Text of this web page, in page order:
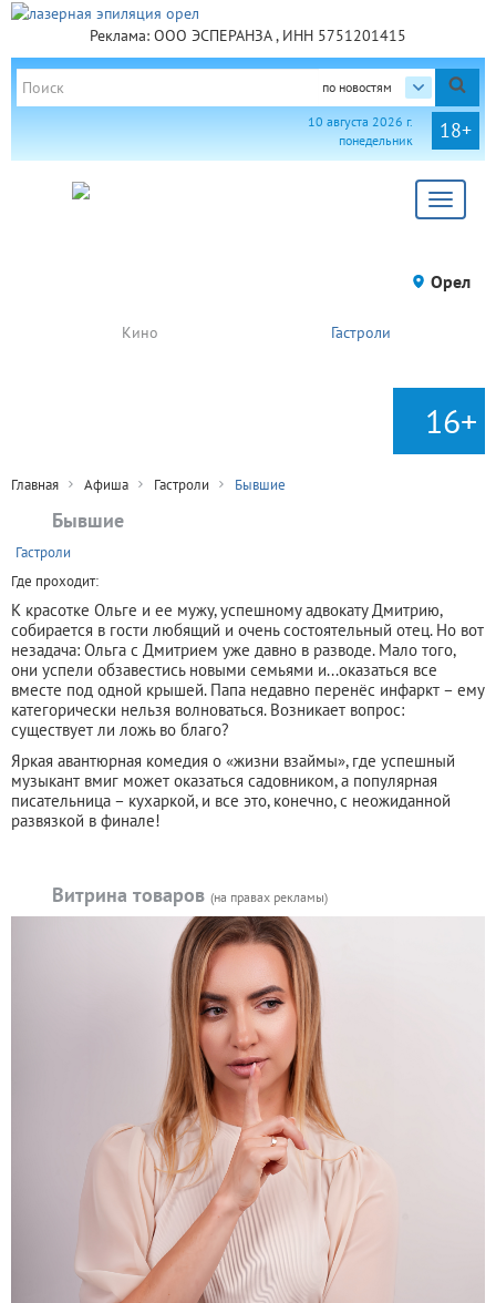
Реклама: ООО ЭСПЕРАНЗА , ИНН 5751201415
по новостям
18+
10 августа 2026 г.
понедельник
Toggle
Орел
Кино Гастроли
16+
Главная Афиша Гастроли Бывшие
Бывшие
Гастроли
Где проходит:
К красотке Ольге и ее мужу, успешному адвокату Дмитрию,
собирается в гости любящий и очень состоятельный отец. Но вот
незадача: Ольга с Дмитрием уже давно в разводе. Мало того,
они успели обзавестись новыми семьями и...оказаться все
вместе под одной крышей. Папа недавно перенёс инфаркт – ему
категорически нельзя волноваться. Возникает вопрос:
существует ли ложь во благо?
Яркая авантюрная комедия о «жизни взаймы», где успешный
музыкант вмиг может оказаться садовником, а популярная
писательница – кухаркой, и все это, конечно, с неожиданной
развязкой в финале!
Витрина товаров (на правах рекламы)